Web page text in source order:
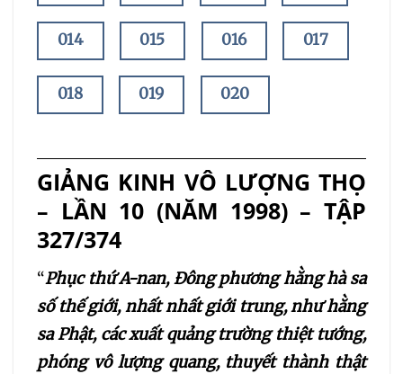
014 015 016 017
018 019 020
024 025 026
027
030 031 032
033 034 035
GIẢNG KINH VÔ LƯỢNG THỌ
– LẦN 10 (NĂM 1998) – TẬP
327/374
“Phục thứ A-nan, Đông phương hằng hà sa
số thế giới, nhất nhất giới trung, như hằng
sa Phật, các xuất quảng trường thiệt tướng,
phóng vô lượng quang, thuyết thành thật